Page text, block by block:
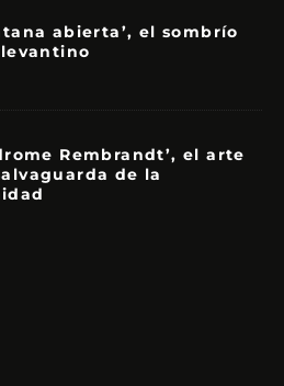
abierta’, el sombrío
Rembrandt’, el arte
de la